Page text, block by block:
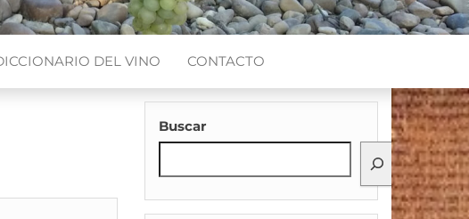
DEL VINO CONTACTO
Buscar